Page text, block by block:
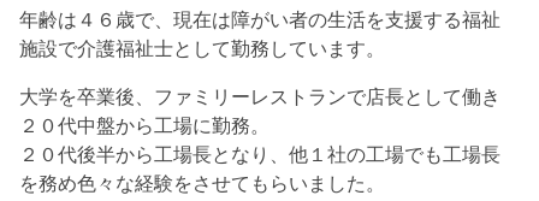
年齢は４６歳で、現在は障がい者の生活を支援する福祉
施設で介護福祉士として勤務しています。
大学を卒業後、ファミリーレストランで店長として働き
２０代中盤から工場に勤務。
２０代後半から工場長となり、他１社の工場でも工場長
を務め色々な経験をさせてもらいました。